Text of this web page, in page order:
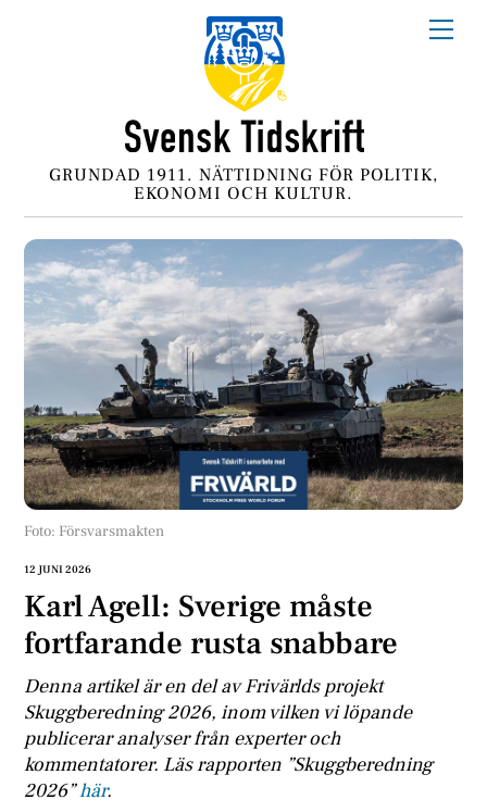
GRUNDAD 1911. NÄTTIDNING FÖR POLITIK,
EKONOMI OCH KULTUR.
Foto: Försvarsmakten
12 JUNI 2026
Karl Agell: Sverige måste
fortfarande rusta snabbare
Denna artikel är en del av Frivärlds projekt
Skuggberedning 2026, inom vilken vi löpande
publicerar analyser från experter och
kommentatorer. Läs rapporten ”Skuggberedning
2026”här.